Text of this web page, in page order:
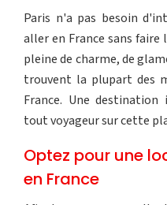
Paris n'a pas besoin
aller en France sans
pleine de charme, de
trouvent la plupart des
France. Une
tout voyageur sur cette
Optez pour une
en France